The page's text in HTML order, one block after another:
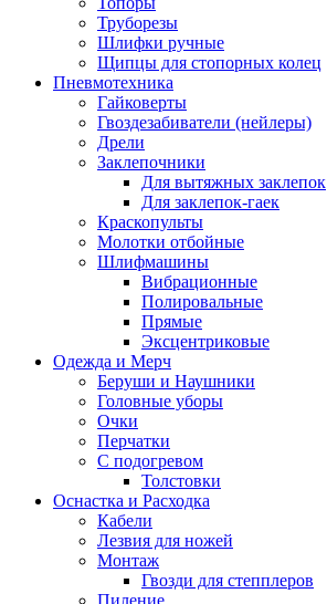
Труборезы
Шлифки ручные
Щипцы для стопорных колец
Пневмотехника
Гайковерты
Гвоздезабиватели (нейлеры)
Дрели
Заклепочники
Для вытяжных заклепок
Для заклепок-гаек
Краскопульты
Молотки отбойные
Шлифмашины
Вибрационные
Полировальные
Прямые
Эксцентриковые
Одежда и Мерч
Беруши и Наушники
Головные уборы
Очки
Перчатки
С подогревом
Толстовки
Оснастка и Расходка
Кабели
Лезвия для ножей
Монтаж
Гвозди для степплеров
Пиление